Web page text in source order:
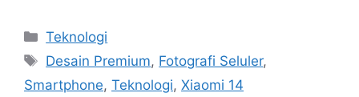
Kategori
Teknologi
Tag
Desain Premium, Fotografi Seluler,
Smartphone, Teknologi, Xiaomi 14